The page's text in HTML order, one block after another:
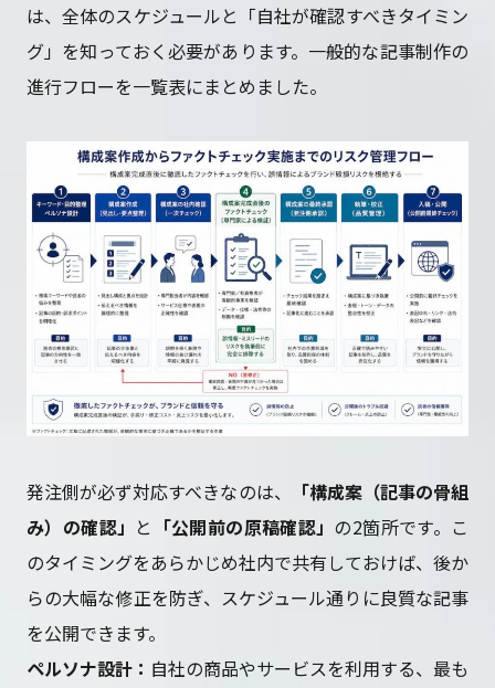
は、全体のスケジュールと「自社が確認すべきタイミン
グ」を知っておく必要があります。一般的な記事制作の
進行フローを一覧表にまとめました。
発注側が必ず対応すべきなのは、
「構成案（記事の骨組
み）の確認」 と 「公開前の原稿確認」 の2箇所です。こ
のタイミングをあらかじめ社内で共有しておけば、後か
らの大幅な修正を防ぎ、スケジュール通りに良質な記事
を公開できます。
ペルソナ設計： 自社の商品やサービスを利用する、最も